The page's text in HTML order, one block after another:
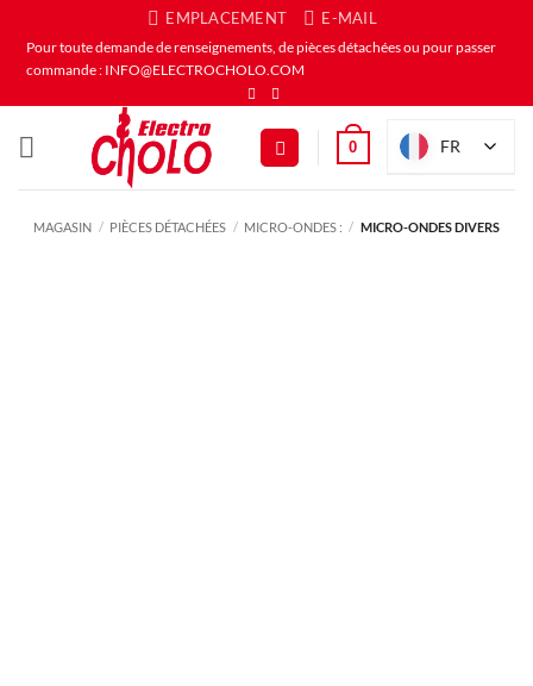
contenu
EMPLACEMENT E-MAIL
Pour toute demande de renseignements, de pièces détachées ou pour passer
commande : INFO@ELECTROCHOLO.COM
0 FR
MAGASIN / PIÈCES DÉTACHÉES / MICRO-ONDES : / MICRO-ONDES DIVERS